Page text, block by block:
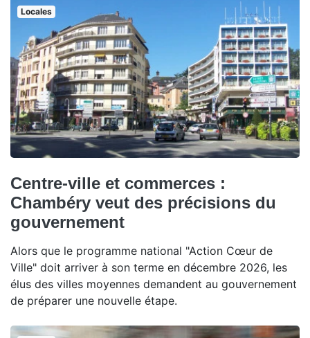
Locales
Centre-ville et commerces :
Chambéry veut des précisions du
gouvernement
Alors que le programme national "Action Cœur de
Ville" doit arriver à son terme en décembre 2026, les
élus des villes moyennes demandent au gouvernement
de préparer une nouvelle étape.